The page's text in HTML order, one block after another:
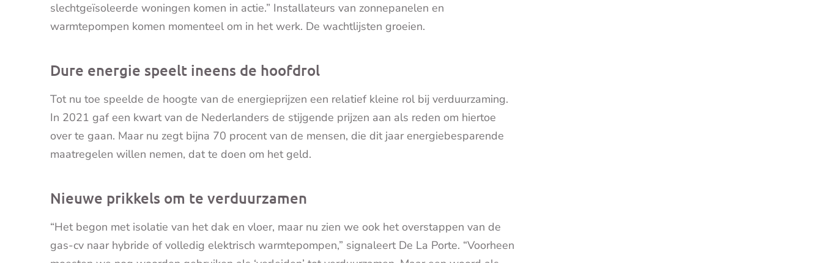
slechtgeïsoleerde woningen komen in actie.” Installateurs van zonnepanelen en
warmtepompen komen momenteel om in het werk. De wachtlijsten groeien.
Dure energie speelt ineens de hoofdrol
Tot nu toe speelde de hoogte van de energieprijzen een relatief kleine rol bij verduurzaming.
In 2021 gaf een kwart van de Nederlanders de stijgende prijzen aan als reden om hiertoe
over te gaan. Maar nu zegt bijna 70 procent van de mensen, die dit jaar energiebesparende
maatregelen willen nemen, dat te doen om het geld.
Nieuwe prikkels om te verduurzamen
“Het begon met isolatie van het dak en vloer, maar nu zien we ook het overstappen van de
gas-cv naar hybride of volledig elektrisch warmtepompen,” signaleert De La Porte. “Voorheen